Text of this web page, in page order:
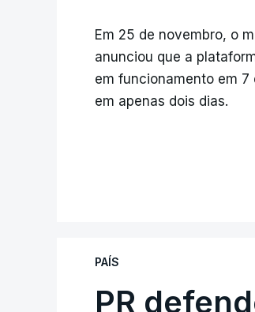
Em 25 de novembro, o
anunciou que a
em funcionamento em
em apenas dois dias.
PAÍS
PR